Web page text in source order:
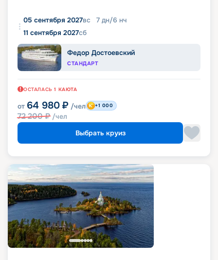
05 сентября 2027вс 7 дн/6 нч
11 сентября 2027сб
Федор Достоевский
СТАНДАРТ
ОСТАЛАСЬ 1 КАЮТА
от 64 980 ₽ /чел
72 200₽ /чел
+1 000
Выбрать круиз